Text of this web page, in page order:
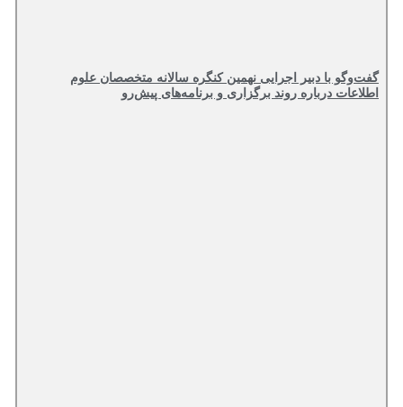
گفت‌وگو با دبیر اجرایی نهمین کنگره سالانه متخصصان علوم
اطلاعات درباره روند برگزاری و برنامه‌های پیش‌رو